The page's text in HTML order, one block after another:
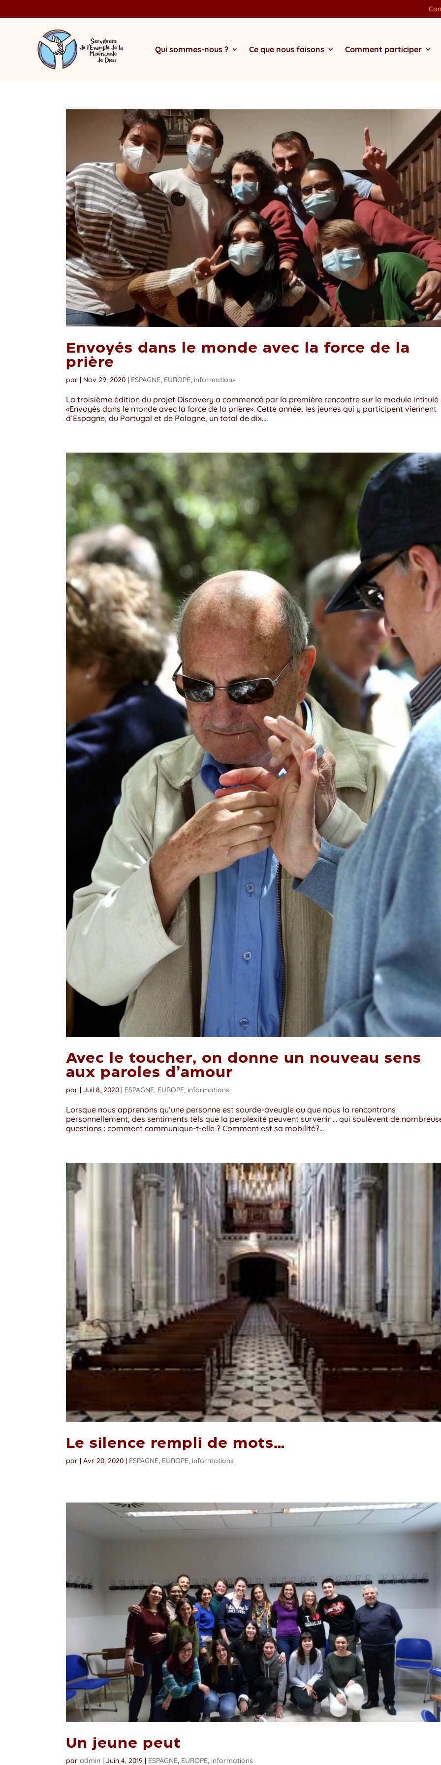
Qui sommes-nous ? Ce que nous faisons Comment participer
Envoyés dans le monde avec la force de la
prière
par | Nov 29, 2020 | ESPAGNE, EUROPE, informations
La troisième édition du projet Discovery a commencé par la première rencontre sur le module intitulé
«Envoyés dans le monde avec la force de la prière». Cette année, les jeunes qui y participent viennent
d’Espagne, du Portugal et de Pologne, un total de dix....
Avec le toucher, on donne un nouveau sens
aux paroles d’amour
par | Juil 8, 2020 | ESPAGNE, EUROPE, informations
Lorsque nous apprenons qu’une personne est sourde-aveugle ou que nous la rencontrons
personnellement, des sentiments tels que la perplexité peuvent survenir … qui soulèvent de
questions : comment communique-t-elle ? Comment est sa mobilité?...
Le silence rempli de mots…
par |Avr 20, 2020 | ESPAGNE, EUROPE, informations
Un jeune peut
paradmin | Juin 4, 2019 | ESPAGNE, EUROPE, informations